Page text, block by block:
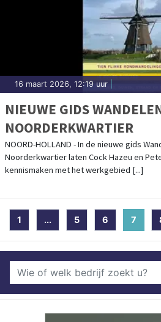
16 maart 2026, 12:19 uur
NIEUWE GIDS
NOORDERKWARTIER
NOORD-HOLLAND - In de nieuwe gids
Noorderkwartier laten Cock Hazeu en
kennismaken met het werkgebied [...]
1 ... 5 6 7